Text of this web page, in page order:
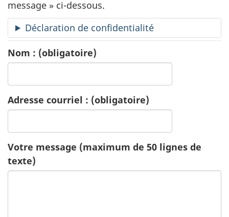
e
p
u
b
l
i
c
a
message » ci-dessous.
Déclaration de confidentialité
Nom : (obligatoire)
Adresse courriel : (obligatoire)
Votre message (maximum de 50 lignes de
texte)